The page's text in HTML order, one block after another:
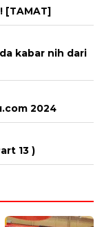
[TAMAT]
kabar nih dari
2024
13 )